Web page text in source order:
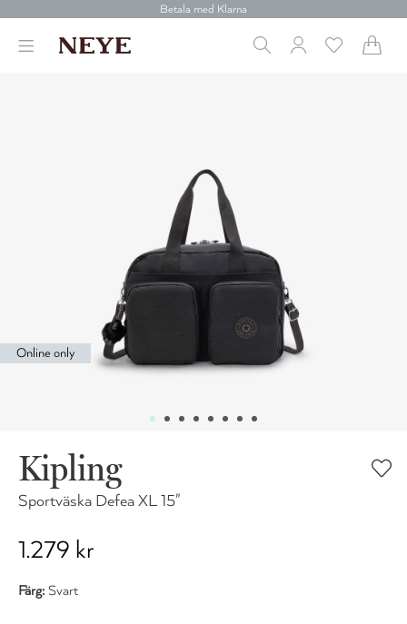
Betala med Klarna
Gratis frakt över 699 kr.
Online only
Kipling
Sportväska Defea XL 15"
1.279 kr
Färg: Svart